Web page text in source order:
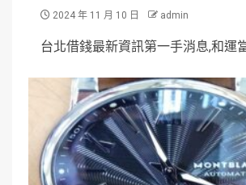
2024 年 11 月 10 日 admin
台北借錢最新資訊第一手消息,和運